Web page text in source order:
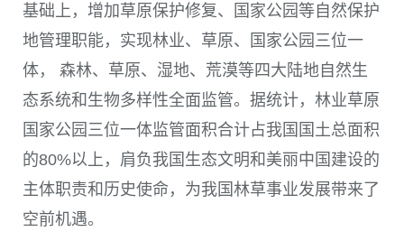
基础上，增加草原保护修复、国家公园等自然保护
地管理职能，实现林业、草原、国家公园三位一
体， 森林、草原、湿地、荒漠等四大陆地自然生
态系统和生物多样性全面监管。据统计，林业草原
国家公园三位一体监管面积合计占我国国土总面积
的80%以上，肩负我国生态文明和美丽中国建设的
主体职责和历史使命，为我国林草事业发展带来了
空前机遇。